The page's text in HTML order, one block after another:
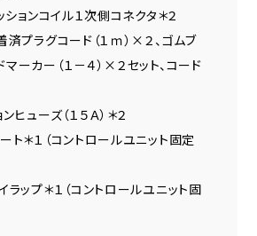
ションコイル１次側コネクタ＊２
済プラグコード（１ｍ）×２、ゴムブ
ーカー（１－４）×２セット、コード
ヒューズ（１５Ａ）＊２
ト＊１（コントロールユニット固定
ラップ＊１（コントロールユニット固